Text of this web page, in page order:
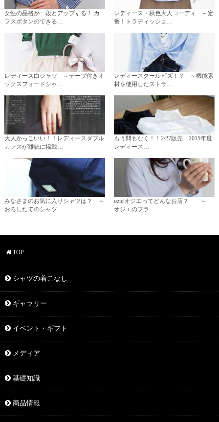
女性の品格が一段とアップする！ カ
フスボタンのできる…
レディース・秋色大人コーディ ～定
番！トラディッショ…
レディース白シャツ ～テープ付きオ
ックスフォードシャ…
レディースクールビズ！？ ～機能素
材を使用したストラ…
大人かっこいい！！レディースダブル
カフスが雑誌に掲載…
もう間もなく！！2/27販売 2015年度
レディース…
みなさまのお気に入りシャツは？ ～
おろしたてのシャツ…
ozie|オジエってどんなお店？ ～
オジエのブラ…
TOP
シャツの着こなし
ギャラリー
イベント・ギフト
メディア
基礎知識
商品情報